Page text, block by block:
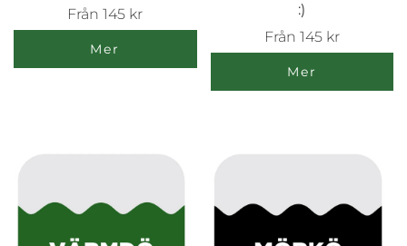
Från145 kr
Mer
:)
Från 145 kr
Mer